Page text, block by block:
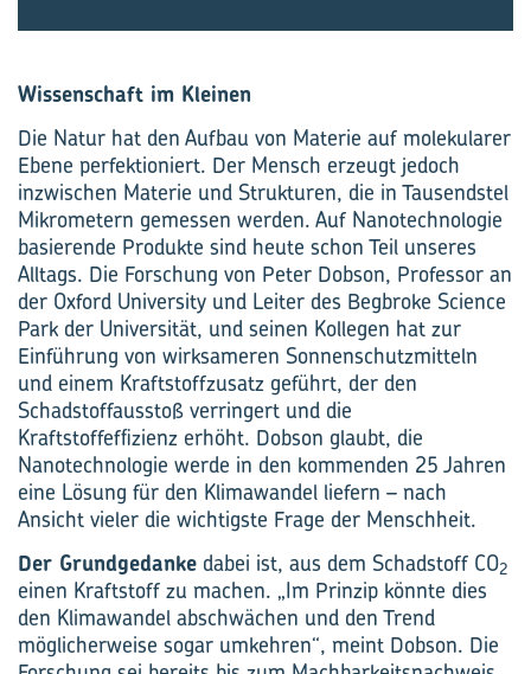
Wissenschaft im Kleinen
Die Natur hat den Aufbau von Materie auf molekularer
Ebene perfektioniert. Der Mensch erzeugt jedoch
inzwischen Materie und Strukturen, die in Tausendstel
Mikrometern gemessen werden. Auf Nanotechnologie
basierende Produkte sind heute schon Teil unseres
Alltags. Die Forschung von Peter Dobson, Professor an
der Oxford University und Leiter des Begbroke Science
Park der Universität, und seinen Kollegen hat zur
Einführung von wirksameren Sonnenschutzmitteln
und einem Kraftstoffzusatz geführt, der den
Schadstoffausstoß verringert und die
Kraftstoffeffizienz erhöht. Dobson glaubt, die
Nanotechnologie werde in den kommenden 25 Jahren
eine Lösung für den Klimawandel liefern – nach
Ansicht vieler die wichtigste Frage der Menschheit.
Der Grundgedanke dabei ist, aus dem Schadstoff CO2
einen Kraftstoff zu machen. „Im Prinzip könnte dies
den Klimawandel abschwächen und den Trend
möglicherweise sogar umkehren“, meint Dobson. Die